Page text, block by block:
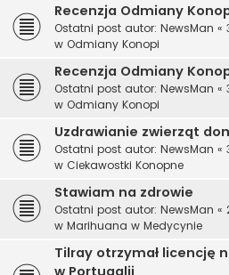
Recenzja Odmiany
Ostatni post autor: NewsMan «
w Odmiany Konopi
Recenzja Odmiany
Ostatni post autor: NewsMan «
w Odmiany Konopi
Uzdrawianie zwierząt
Ostatni post autor: NewsMan «
w Ciekawostki Konopne
Stawiam na zdrowie
Ostatni post autor: NewsMan «
w Marihuana w Medycynie
Tilray otrzymał licencję
w Portugalii